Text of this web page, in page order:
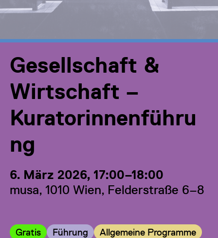
Gesellschaft &
Wirtschaft –
Kuratorinnenführu
ng
6. März 2026, 17:00–18:00
musa, 1010 Wien, Felderstraße 6–8
Kategorie:
Gratis Kategorie:
Führung Kategorie:
Allgemeine Programme